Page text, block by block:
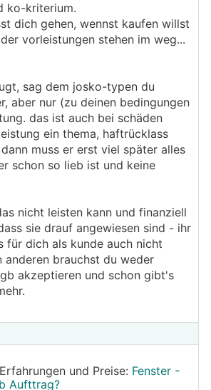
ko-kriterium.
dich gehen, wennst kaufen willst
vorleistungen stehen im weg...
sag dem josko-typen du
aber nur (zu deinen bedingungen
das ist auch bei schäden
ein thema, haftrücklass
muss er erst viel später alles
schon so lieb ist und keine
nicht leisten kann und finanziell
sie drauf angewiesen sind - ihr
für dich als kunde auch nicht
anderen brauchst du weder
akzeptieren und schon gibt's
und Preise: Fenster -
Aufttrag?